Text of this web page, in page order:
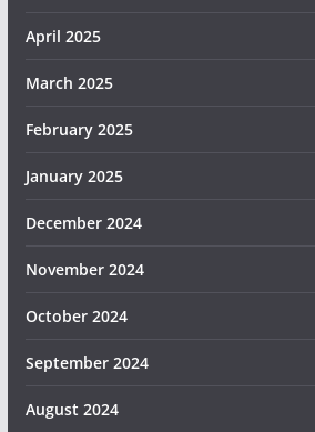
April 2025
March 2025
February 2025
January 2025
December 2024
November 2024
October 2024
September 2024
August 2024